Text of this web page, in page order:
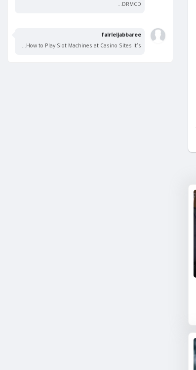
DRMCD...
fairleijabbaree
How to Play Slot Machines at Casino Sites It's...